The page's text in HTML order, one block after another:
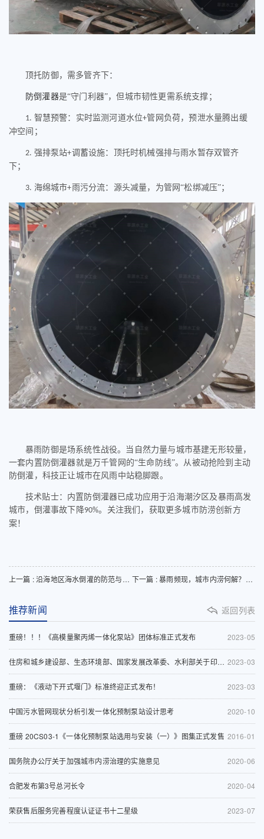
顶托防御，需多管齐下：
防倒灌器是“守门利器”，但城市韧性更需系统支撑；
1. 智慧预警：实时监测河道水位+管网负荷，预泄水量腾出缓
冲空间；
2. 强排泵站+调蓄设施：顶托时机械强排与雨水暂存双管齐
下；
3. 海绵城市+雨污分流：源头减量，为管网“松绑减压”；
暴雨防御是场系统性战役。当自然力量与城市基建无形较量，
一套内置防倒灌器就是万千管网的“生命防线”。从被动抢险到主动
防倒灌，科技正让城市在风雨中站稳脚跟。
技术贴士：内置防倒灌器已成功应用于沿海潮汐区及暴雨高发
城市，倒灌事故下降90%。关注我们，获取更多城市防涝创新方
案！
上一篇 : 沿海地区海水倒灌的防范与内置防倒灌器的应用 下一篇 : 暴雨频现，城市内涝何解？「管网三超」问题亟待系统治理
返回列表
推荐新闻
2023-05
重磅！！！《高模量聚丙烯一体化泵站》团体标准正式发布
2023-03
住房和城乡建设部、生态环境部、国家发展改革委、水利部关于印发《深入打好城市黑臭水体治理攻坚战实施方案》的通知
2023-03
重磅：《液动下开式堰门》标准终迎正式发布！
2020-10
中国污水管网现状分析引发一体化预制泵站设计思考
2016-01
重磅 20CS03-1《一体化预制泵站选用与安装（一）》图集正式发售
2020-06
国务院办公厅关于加强城市内涝治理的实施意见
2020-04
合肥发布第3号总河长令
2023-07
荣获售后服务完善程度认证证书十二星级